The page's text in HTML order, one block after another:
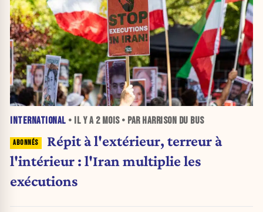
INTERNATIONAL • IL Y A 2 MOIS• PAR HARRISON DU BUS
Répit à l'extérieur, terreur à
l'intérieur : l'Iran multiplie les
exécutions